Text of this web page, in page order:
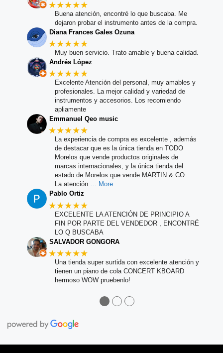
★★★★★
Buena atención, encontré lo que buscaba. Me
dejaron probar el instrumento antes de la compra.
Diana Frances Gales Ozuna
★★★★★
Muy buen servicio. Trato amable y buena calidad.
Andrés López
★★★★★
Excelente Atención del personal, muy amables y
profesionales. La mejor calidad y variedad de
instrumentos y accesorios. Los recomiendo
apliamente
Emmanuel Qeo music
★★★★★
La experiencia de compra es excelente , además
de destacar que es la única tienda en TODO
Morelos que vende productos originales de
marcas internacionales, y la única tienda del
estado de Morelos que vende MARTIN & CO.
La atención … More
Pablo Ortiz
★★★★★
EXCELENTE LA ATENCIÓN DE PRINCIPIO A
FIN POR PARTE DEL VENDEDOR , ENCONTRÉ
LO Q BUSCABA
SALVADOR GONGORA
★★★★★
Una tienda super surtida con excelente atención y
tienen un piano de cola CONCERT KBOARD
hermoso WOW pruebenlo!
●●●